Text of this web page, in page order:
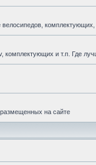
комплектующих и т.п. Где
на сайте